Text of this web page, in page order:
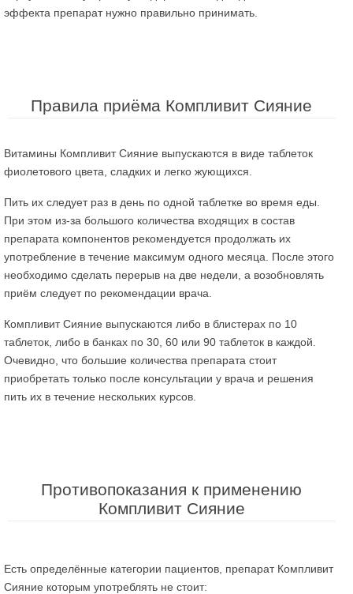
эффекта препарат нужно правильно принимать.
Правила приёма Компливит Сияние
Витамины Компливит Сияние выпускаются в виде таблеток
фиолетового цвета, сладких и легко жующихся.
Пить их следует раз в день по одной таблетке во время еды.
При этом из-за большого количества входящих в состав
препарата компонентов рекомендуется продолжать их
употребление в течение максимум одного месяца. После этого
необходимо сделать перерыв на две недели, а возобновлять
приём следует по рекомендации врача.
Компливит Сияние выпускаются либо в блистерах по 10
таблеток, либо в банках по 30, 60 или 90 таблеток в каждой.
Очевидно, что большие количества препарата стоит
приобретать только после консультации у врача и решения
пить их в течение нескольких курсов.
Противопоказания к применению
Компливит Сияние
Есть определённые категории пациентов, препарат Компливит
Сияние которым употреблять не стоит: